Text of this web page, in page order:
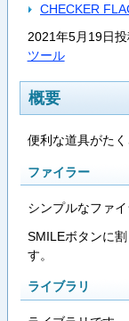
CHECKER
2021年5月19日
ツール
概要
便利な道具がた
ファイラー
シンプルなファイ
SMILEボタンに
す。
ライブラリ